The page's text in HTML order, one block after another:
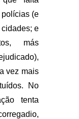
(e
e
más
vez mais
No
tenta